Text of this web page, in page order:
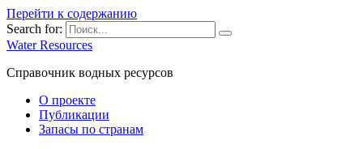
Перейти к содержанию
Search for:
Water Resources
Справочник водных ресурсов
О проекте
Публикации
Запасы по странам